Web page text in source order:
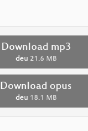
Download mp3
deu 21.6 MB
Download opus
deu 18.1 MB